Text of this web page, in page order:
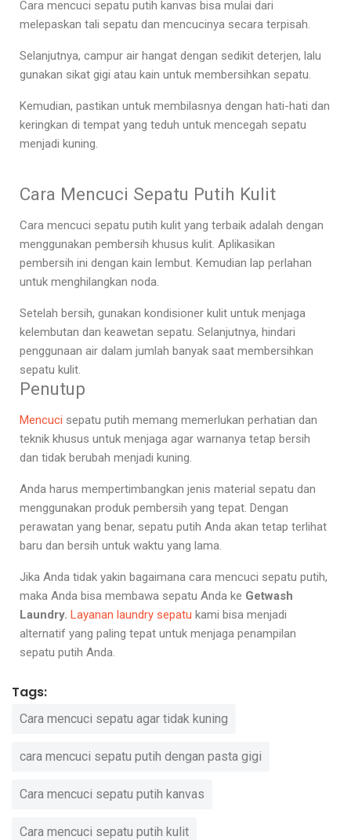
Cara mencuci sepatu putih kanvas bisa mulai dari
melepaskan tali sepatu dan mencucinya secara terpisah.
Selanjutnya, campur air hangat dengan sedikit deterjen, lalu
gunakan sikat gigi atau kain untuk membersihkan sepatu.
Kemudian, pastikan untuk membilasnya dengan hati-hati dan
keringkan di tempat yang teduh untuk mencegah sepatu
menjadi kuning.
Cara Mencuci Sepatu Putih Kulit
Cara mencuci sepatu putih kulit yang terbaik adalah dengan
menggunakan pembersih khusus kulit. Aplikasikan
pembersih ini dengan kain lembut. Kemudian lap perlahan
untuk menghilangkan noda.
Setelah bersih, gunakan kondisioner kulit untuk menjaga
kelembutan dan keawetan sepatu. Selanjutnya, hindari
penggunaan air dalam jumlah banyak saat membersihkan
sepatu kulit.
Penutup
Mencuci sepatu putih memang memerlukan perhatian dan
teknik khusus untuk menjaga agar warnanya tetap bersih
dan tidak berubah menjadi kuning.
Anda harus mempertimbangkan jenis material sepatu dan
menggunakan produk pembersih yang tepat. Dengan
perawatan yang benar, sepatu putih Anda akan tetap terlihat
baru dan bersih untuk waktu yang lama.
Jika Anda tidak yakin bagaimana cara mencuci sepatu putih,
maka Anda bisa membawa sepatu Anda ke Getwash
Laundry. Layanan laundry sepatu kami bisa menjadi
alternatif yang paling tepat untuk menjaga penampilan
sepatu putih Anda.
Tags:
Cara mencuci sepatu agar tidak kuning
cara mencuci sepatu putih dengan pasta gigi
Cara mencuci sepatu putih kanvas
Cara mencuci sepatu putih kulit